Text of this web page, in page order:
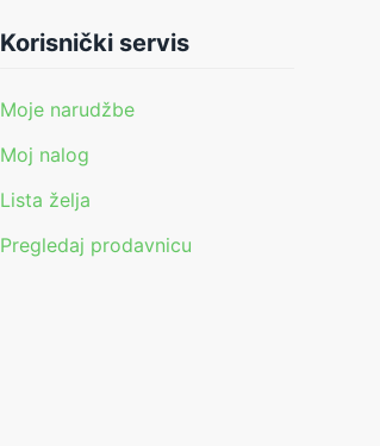
Korisnički servis
Moje narudžbe
Moj nalog
Lista želja
Pregledaj prodavnicu